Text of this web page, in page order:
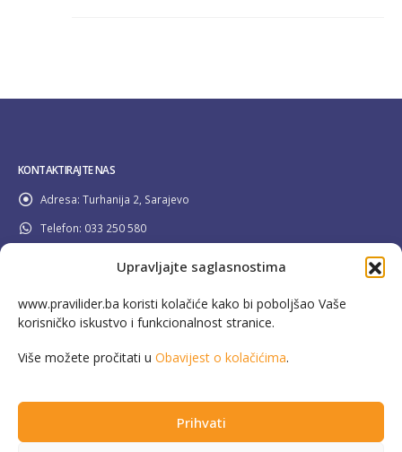
Upravljajte saglasnostima
www.pravilider.ba koristi kolačiće kako bi poboljšao Vaše
korisničko iskustvo i funkcionalnost stranice.
Više možete pročitati u Obavijest o kolačićima.
Prihvati
KONTAKTIRAJTE NAS
Adresa: Turhanija 2, Sarajevo
Telefon: 033 250 580